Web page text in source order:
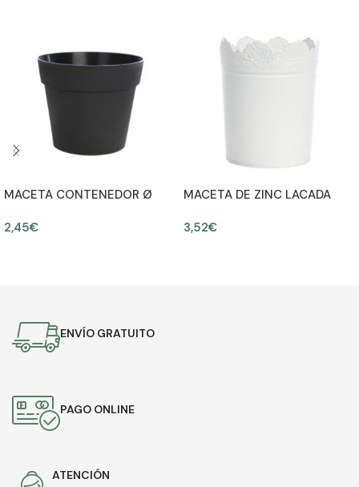
MACETA CONTENEDOR Ø
2,45€
MACETA DE ZINC LACADA
3,52€
ENVÍO GRATUITO
PAGO ONLINE
ATENCIÓN